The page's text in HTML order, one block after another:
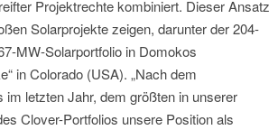
Projektrechte kombiniert. Dieser Ansatz
Solarprojekte zeigen, darunter der 204-
MW-Solarportfolio in Domokos
in Colorado (USA). „Nach dem
letzten Jahr, dem größten in unserer
Clover-Portfolios unsere Position als